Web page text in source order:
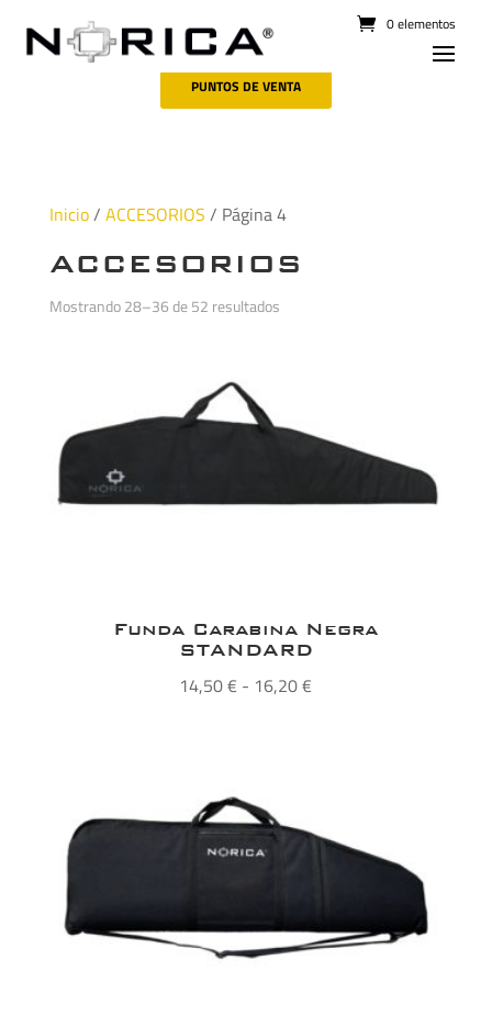
0 elementos
PUNTOS DE VENTA
Inicio/ ACCESORIOS / Página 4
ACCESORIOS
Mostrando 28–36 de 52 resultados
Funda Carabina Negra
STANDARD
14,50€ - 16,20€Rango
hasta
16,20 €